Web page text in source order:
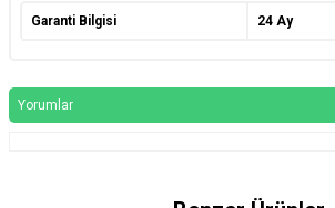
Garanti Bilgisi 24 Ay
Yorumlar